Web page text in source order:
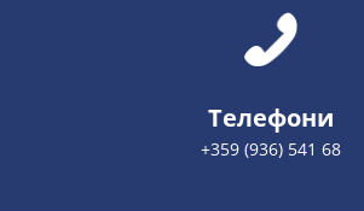
Телефони
+359 (936) 541 68